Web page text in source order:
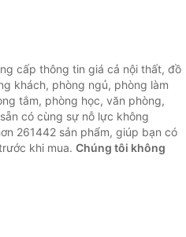
cấp thông tin giá cả nội thất, đồ
khách, phòng ngủ, phòng làm
tắm, phòng học, văn phòng,
có cùng sự nỗ lực không
261442 sản phẩm, giúp bạn có
khi mua. Chúng tôi không